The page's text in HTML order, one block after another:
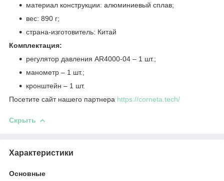
материал конструкции: алюминиевый сплав;
вес: 890 г;
страна-изготовитель: Китай
Комплектация:
регулятор давления AR4000-04 – 1 шт.;
манометр – 1 шт.;
кронштейн – 1 шт.
Посетите сайт нашего партнера https://corneta.tech/
Скрыть
Характеристики
Основные